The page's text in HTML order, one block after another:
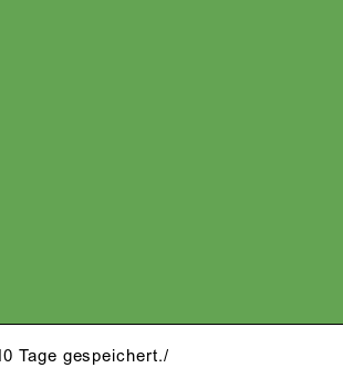
Tage gespeichert./